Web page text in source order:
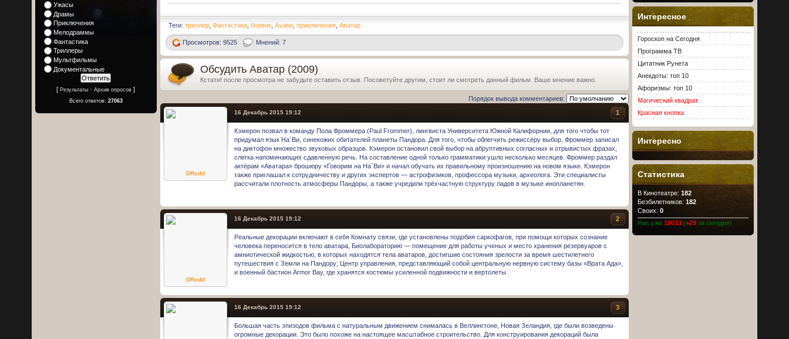
Теги: триллер, Фантастика, боевик, Avatar, приключения, Аватар
Просмотров: 9525 Мнений: 7
Обсудить Аватар (2009)
Кстати! после просмотра не забудьте оставить отзыв. Посоветуйте другим, стоит ли смотреть данный фильм. Ваше мнение важно.
Порядок вывода комментариев:
16 Декабрь 2015 19:12 1
DRedd
Кэмерон позвал в команду Пола Фроммера (Paul Frommer), лингвиста Университета Южной Калифорнии, для того чтобы тот
придумал язык На`Ви, синекожих обитателей планеты Пандора. Для того, чтобы облегчить режиссёру выбор, Фроммер записал
на диктофон множество звуковых образцов. Кэмерон остановил свой выбор на абруптивных согласных и отрывистых фразах,
слегка напоминающих сдавленную речь. На составление одной только грамматики ушло несколько месяцев. Фроммер раздал
актёрам «Аватара» брошюру «Говорим на На`Ви» и начал обучать их правильному произношению на новом языке. Кэмерон
также приглашал к сотрудничеству и других экспертов — астрофизиков, профессора музыки, археолога. Эти специалисты
рассчитали плотность атмосферы Пандоры, а также учредили трёхчастную структуру ладов в музыке инопланетян.
16 Декабрь 2015 19:12 2
DRedd
Реальные декорации включают в себя Комнату связи, где установлены подобия саркофагов, при помощи которых сознание
человека переносится в тело аватара, Биолабораторию — помещение для работы ученых и место хранения резервуаров с
амниотической жидкостью, в которых находятся тела аватаров, достигшие состояния зрелости за время шестилетнего
путешествия с Земли на Пандору; Центр управления, представляющий собой центральную нервную систему базы «Врата Ада»,
и военный бастион Armor Bay, где хранятся костюмы усиленной подвижности и вертолеты.
16 Декабрь 2015 19:12 3
Большая часть эпизодов фильма с натуральным движением снималась в Веллингтоне, Новая Зеландия, где были возведены
огромные декорации. Это было похоже на настоящее масштабное строительство. Для конструирования декораций была
Интересное
Гороскоп на Сегодня
Программа ТВ
Цитатник Рунета
Анекдоты: топ 10
Афоризмы: топ 10
Магический квадрат
Красная кнопка
Интересно
Статистика
В Кинотеатре:182
Безбилетников:182
Своих:0
Нас уже10013 (+29 за сегодня)
Ужасы
Драмы
Приключения
Мелодраммы
Фантастика
Триллеры
Мультфильмы
Документальные
[Результаты ·Архив опросов ]
Всего ответов: 27063